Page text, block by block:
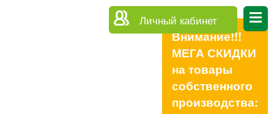
Личный кабинет
Внимание!!!
МЕГА СКИДКИ
на товары
собственного
производства: